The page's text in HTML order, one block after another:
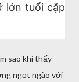
lớn tuổi cặp
sao khi thấy
ngọt ngào với